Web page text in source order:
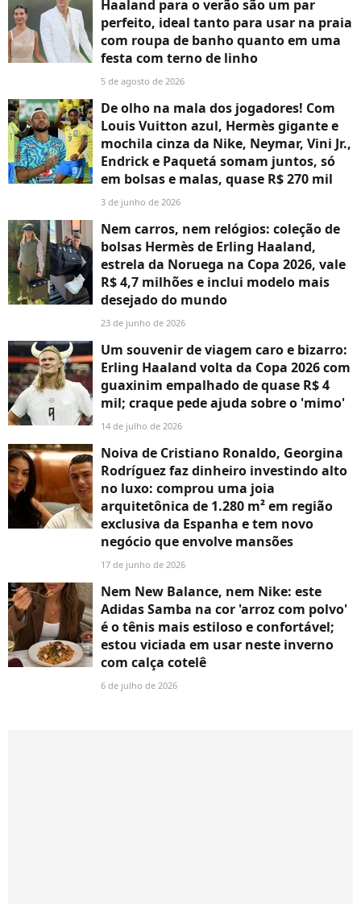
Haaland para o verão são um par
perfeito, ideal tanto para usar na praia
com roupa de banho quanto em uma
festa com terno de linho
5 de agosto de 2026
De olho na mala dos jogadores! Com
Louis Vuitton azul, Hermès gigante e
mochila cinza da Nike, Neymar, Vini Jr.,
Endrick e Paquetá somam juntos, só
em bolsas e malas, quase R$ 270 mil
3 de junho de 2026
Nem carros, nem relógios: coleção de
bolsas Hermès de Erling Haaland,
estrela da Noruega na Copa 2026, vale
R$ 4,7 milhões e inclui modelo mais
desejado do mundo
23 de junho de 2026
Um souvenir de viagem caro e bizarro:
Erling Haaland volta da Copa 2026 com
guaxinim empalhado de quase R$ 4
mil; craque pede ajuda sobre o 'mimo'
14 de julho de 2026
Noiva de Cristiano Ronaldo, Georgina
Rodríguez faz dinheiro investindo alto
no luxo: comprou uma joia
arquitetônica de 1.280 m² em região
exclusiva da Espanha e tem novo
negócio que envolve mansões
17 de junho de 2026
Nem New Balance, nem Nike: este
Adidas Samba na cor 'arroz com polvo'
é o tênis mais estiloso e confortável;
estou viciada em usar neste inverno
com calça cotelê
6 de julho de 2026